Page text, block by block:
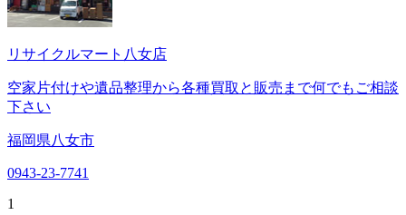
リサイクルマート八女店
空家片付けや遺品整理から各種買取と販売まで何でもご相談
下さい
福岡県八女市
0943-23-7741
1